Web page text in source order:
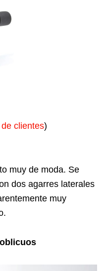
clientes)
muy de moda. Se
dos agarres laterales
muy